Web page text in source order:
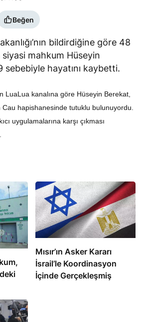
Beğen
bildirdiğine göre 48
mahkum Hüseyin
sebebiyle hayatını kaybetti.
LuaLua kanalına göre Hüseyin Berekat,
Cau hapishanesinde tutuklu bulunuyordu.
uygulamalarına karşı çıkması
Mısır’ın Asker Kararı
İsrail’le Koordinasyon
İçinde Gerçekleşmiş